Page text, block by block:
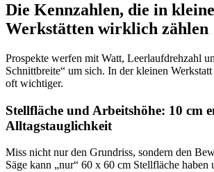
Die Kennzahlen, die in
Werkstätten wirklich zählen
Prospekte werfen mit Watt, Leerlaufdrehzahl
Schnittbreite“ um sich. In der kleinen
oft wichtiger.
Stellfläche und Arbeits­höhe: 10 cm
Alltagstauglichkeit
Miss nicht nur den Grundriss, sondern den
Säge kann „nur“ 60 x 60 cm Stellfläche haben